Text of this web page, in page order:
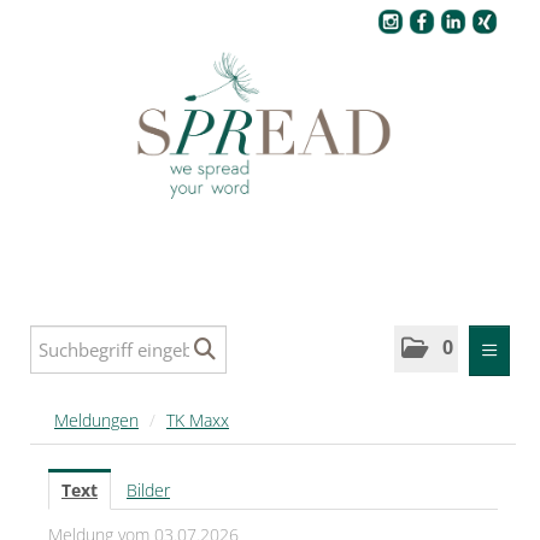
0
MELDUNGEN
SPREAD
SPREAD Medleys für Deutschland
Meldungen / TK Maxx
Text
Bilder
Meldung vom 03.07.2026